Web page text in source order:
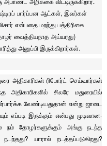
பார்ப்பன ஆட்கள், இவர்கள்
என்பதை மறந்து பத்திரிகை
வைத்தியநாத அய்யரது)
அனுப்பி இருக்கிறார்கள்.
அதிகாரிகள் ரிபோர்ட் செய்வார்கள்
சிலரே மதுரையில்
வேண்டியதுதான் என்று ஜாடை
எப்படி இருக்கும் என்பது முடிவான-
நம் தோழர்களுக்கும் அங்கு நடந்த
யாரால் நடத்தப்படுகிறது?